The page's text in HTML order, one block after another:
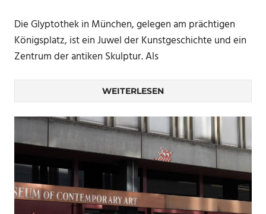
Die Glyptothek in München, gelegen am prächtigen
Königsplatz, ist ein Juwel der Kunstgeschichte und ein
Zentrum der antiken Skulptur. Als
WEITERLESEN